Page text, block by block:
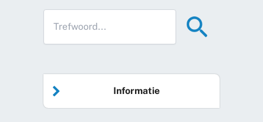
Informatie